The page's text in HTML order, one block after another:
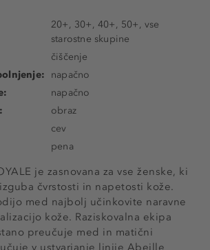
je zasnovana za vse ženske, ki
čvrstosti in napetosti kože.
med najbolj učinkovite naravne
kože. Raziskovalna ekipa
preučuje med in matični
20+, 30+, 40+, 50+, vse
starostne skupine
čiščenje
napačno
napačno
obraz
cev
pena